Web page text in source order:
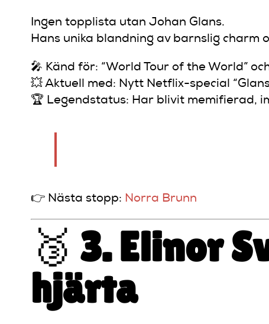
Ingen topplista utan Johan Glans.
Hans unika blandning av barnslig
🎤 Känd för: “World Tour of the World”
💥 Aktuell med: Nytt Netflix-special
🏆 Legendstatus: Har blivit memifierad,
👉 Nästa stopp: Norra Brunn
🥉 3. Elinor
hjärta